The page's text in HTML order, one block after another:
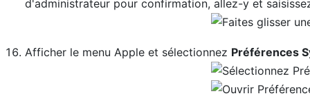
d'administrateur pour confirmation, allez-y et
Afficher le menu Apple et sélectionnez Préférences